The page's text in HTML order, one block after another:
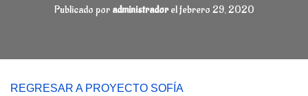
Publicado por administradorelfebrero 29, 2020
REGRESAR A PROYECTO SOFÍA